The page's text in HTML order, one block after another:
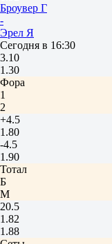
Броувер Г
-
Эрел Я
Сегодня в 16:30
3.10
1.30
Фора
1
2
+4.5
1.80
-4.5
1.90
Тотал
Б
М
20.5
1.82
1.88